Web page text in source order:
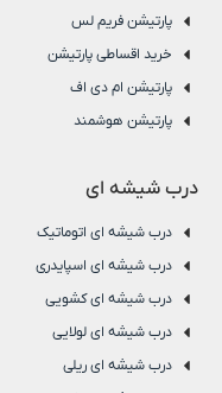
پارتیشن فریم لس
خرید اقساطی پارتیشن
پارتیشن ام دی اف
پارتیشن هوشمند
درب شیشه ای
درب شیشه ای اتوماتیک
درب شیشه ای اسپایدری
درب شیشه ای کشویی
درب شیشه ای لولایی
درب شیشه ای ریلی